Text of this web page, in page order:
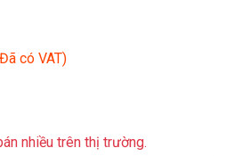
có VAT)
nhiều trên thị trường.